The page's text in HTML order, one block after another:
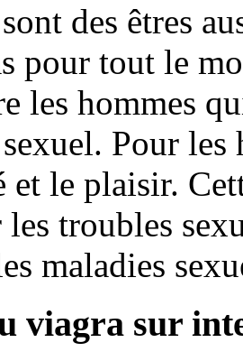
des êtres
pour tout le
les hommes
Pour les
et le plaisir.
troubles
maladies
viagra sur